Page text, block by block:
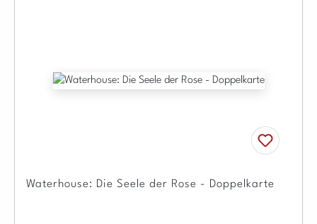
Waterhouse: Die Seele der Rose - Doppelkarte